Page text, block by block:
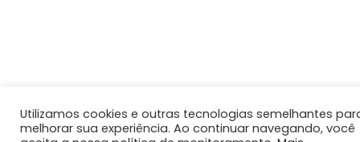
Utilizamos cookies e outras tecnologias semelhantes
melhorar sua experiência. Ao continuar navegando, você